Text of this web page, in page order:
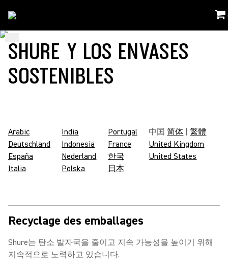
SHURE Y LOS ENVASES
SOSTENIBLES
Arabic
Deutschland
España
Italia
India
Indonesia
Nederland
Polska
Portugal
France
한국
日本
中国简体 |繁體
United Kingdom
United States
Recyclage des emballages
Shure는 탄소 발자국을 줄이고 지속 가능성을 높이기 위해
지속적으로 노력하고 있습니다.